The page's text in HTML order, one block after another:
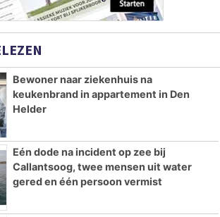
Bewoner naar ziekenhuis na
keukenbrand in appartement in Den
Helder
Eén dode na incident op zee bij
Callantsoog, twee mensen uit water
gered en één persoon vermist